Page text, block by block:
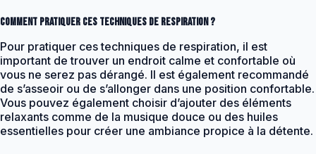
Comment pratiquer ces techniques de respiration ?
Pour pratiquer ces techniques de respiration, il est
important de trouver un endroit calme et confortable où
vous ne serez pas dérangé. Il est également recommandé
de s’asseoir ou de s’allonger dans une position confortable.
Vous pouvez également choisir d’ajouter des éléments
relaxants comme de la musique douce ou des huiles
essentielles pour créer une ambiance propice à la détente.